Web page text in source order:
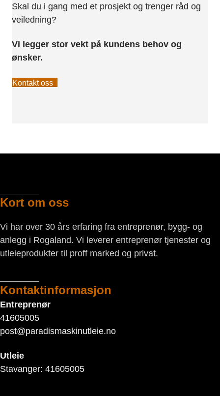
Skal du i gang med et prosjekt og trenger råd og
veiledning?
Vi legger stor vekt på kundens behov og
ønsker.
Kontakt oss
Kort om oss
Vi har over 30 års erfaring fra entreprenør, bygg- og
anlegg i Rogaland. Vi leverer entreprenør tjenester og
utleieprodukter til proff marked og privat.
Kontaktinformasjon
Entreprenør
41605005
post@paradismaskinutleie.no
Utleie
Stavanger: 41605005